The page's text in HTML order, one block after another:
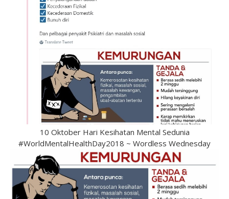
10 Oktober Hari Kesihatan Mental Sedunia
#WorldMentalHealthDay2018 ~ Wordless Wednesday